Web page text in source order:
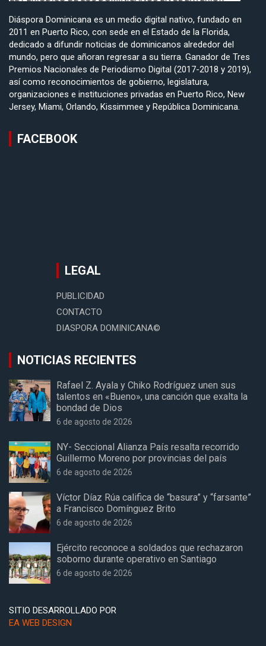
Diáspora Dominicana es un medio digital nativo, fundado en
2011 en Puerto Rico, con sede en el Estado de la Florida,
dedicado a difundir noticias de dominicanos alrededor del
mundo, pero que añoran regresar a su tierra. Ganador de Tres
Premios Nacionales de Periodismo Digital (2017-2018 y 2019),
así como reconocimientos de gobierno, legislatura,
organizaciones e instituciones privadas en Puerto Rico, New
Jersey, Miami, Orlando, Kissimmee y República Dominicana.
FACEBOOK
LEGAL
PUBLICIDAD
CONTACTO
DIASPORA DOMINICANA©
NOTICIAS RECIENTES
Rafael Z. Ayala y Chiko Rodríguez unen sus
talentos en «Bueno», una canción que exalta la
bondad de Dios
6 de agosto de 2026
NY- Seccional Alianza País resalta recorrido
Guillermo Moreno por provincias del país
6 de agosto de 2026
Víctor Díaz Rúa califica de “basura” y “farsante”
a Francisco Domínguez Brito
6 de agosto de 2026
Ejército reconoce a soldados que rechazaron
soborno durante operativo en Santiago
6 de agosto de 2026
SITIO DESARROLLADO POR
EA WEB DESIGN